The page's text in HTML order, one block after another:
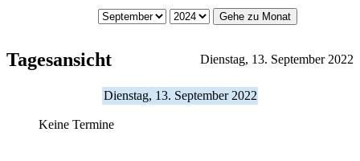
Gehe zu Monat
Tagesansicht Dienstag, 13. September 2022
Dienstag, 13. September 2022
Keine Termine